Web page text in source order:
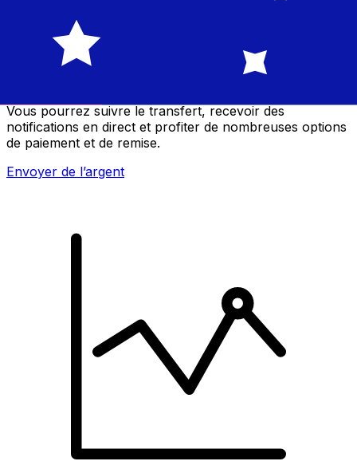
Transferts d'argent internationaux avec Xe
Vous pourrez suivre le transfert, recevoir des
notifications en direct et profiter de nombreuses options
de paiement et de remise.
Envoyer de l’argent